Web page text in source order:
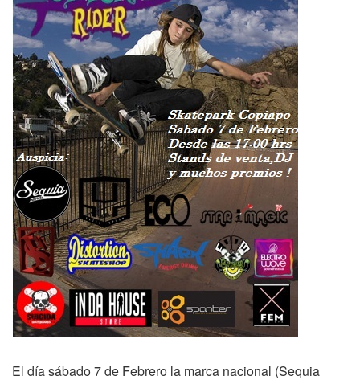
El día sábado 7 de Febrero la marca nacional (Sequia